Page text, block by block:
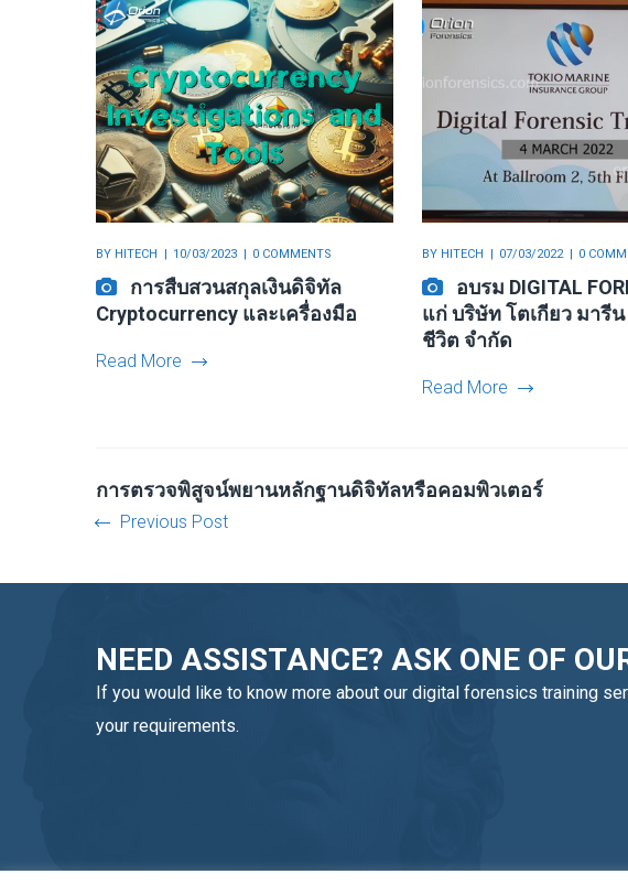
BY HITECH 10/03/2023 0 COMMENTS
การสืบสวนสกุลเงินดิจิทัล
Cryptocurrency และเครื่องมือ
Read More
BY HITECH 07/03/2022 0
อบรม DIGITAL
แก่ บริษัท โตเกียว มารี
ชีวิต จำกัด
Read More
การตรวจพิสูจน์พยานหลักฐานดิจิทัลหรือคอมพิวเตอร์
Previous Post
NEED ASSISTANCE? ASK ONE OF
If you would like to know more about our digital forensics training
your requirements.